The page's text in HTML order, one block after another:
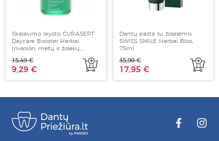
Skalavimo skystis CURASEPT
Daycare Booster Herbal
Invasion, mėtų ir žolelių
9,29 €
15,49 €
Dantų pasta su žolelėmis
SWISS SMILE Herbal Bliss,
75ml
17,95 €
35,90 €